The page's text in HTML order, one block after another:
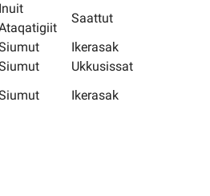
Inuit
Saattut
Ikerasak
Ukkusissat
Ikerasak